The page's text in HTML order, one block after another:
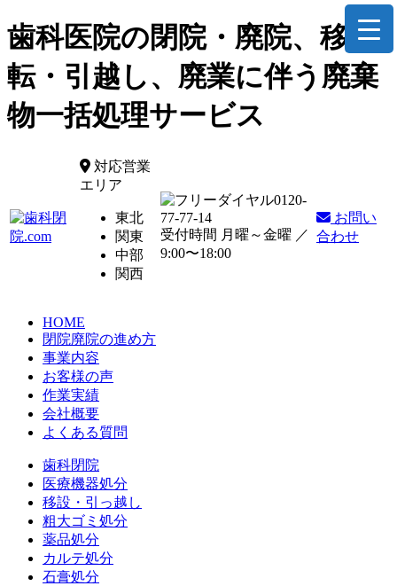
歯科医院の閉院・廃院、移
転・引越し、廃業に伴う廃棄
物一括処理サービス
対応営業
エリア
東北
関東
中部
関西
0120-
77-77-14
受付時間 月曜～金曜 ／
9:00〜18:00
お問い
合わせ
HOME
閉院廃院の進め方
事業内容
お客様の声
作業実績
会社概要
よくある質問
歯科閉院
医療機器処分
移設・引っ越し
粗大ゴミ処分
薬品処分
カルテ処分
石膏処分